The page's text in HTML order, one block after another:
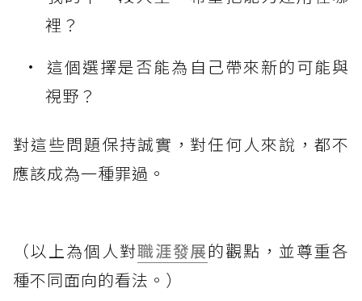
裡？
這個選擇是否能為自己帶來新的可能與
視野？
對這些問題保持誠實，對任何人來說，都不
應該成為一種罪過。
（以上為個人對職涯發展的觀點，並尊重各
種不同面向的看法。）